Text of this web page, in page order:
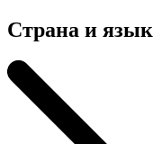
Страна и язык